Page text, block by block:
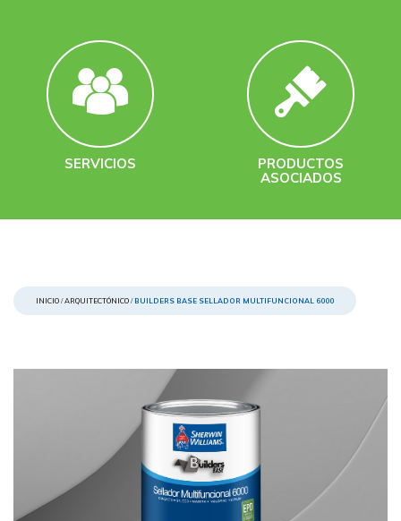
SERVICIOS
PRODUCTOS
ASOCIADOS
INICIO /ARQUITECTÓNICO / BUILDERS BASE SELLADOR MULTIFUNCIONAL 6000